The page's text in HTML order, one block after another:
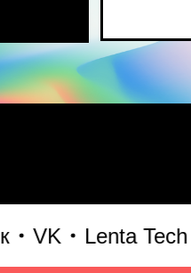
Lenta Tech
где можно получить
что действительно работает и
AI прямо сейчас.